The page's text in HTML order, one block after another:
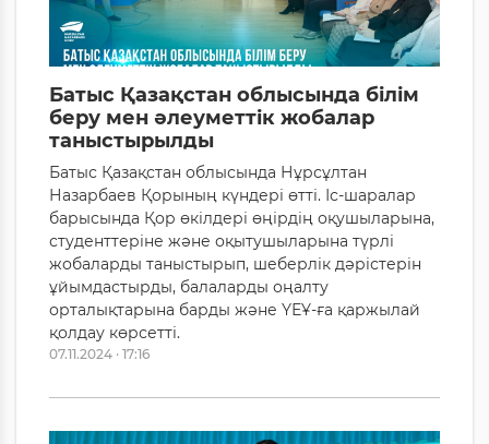
Батыс Қазақстан облысында білім
беру мен әлеуметтік жобалар
таныстырылды
Батыс Қазақстан облысында Нұрсұлтан
Назарбаев Қорының күндері өтті. Іс-шаралар
барысында Қор өкілдері өңірдің оқушыларына,
студенттеріне және оқытушыларына түрлі
жобаларды таныстырып, шеберлік дәрістерін
ұйымдастырды, балаларды оңалту
орталықтарына барды және ҮЕҰ-ға қаржылай
қолдау көрсетті.
07.11.2024 · 17:16